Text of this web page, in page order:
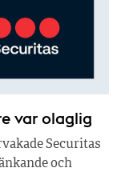
var olaglig
Securitas
och